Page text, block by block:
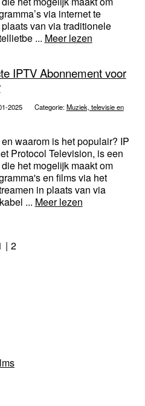
via internet te
van via traditionele
... Meer lezen
IPTV Abonnement voor
2025 Categorie:Muziek, televisie en
waarom is het populair? IP
Protocol Television, is een
het mogelijk maakt om
en films via het
in plaats van via
... Meer lezen
2